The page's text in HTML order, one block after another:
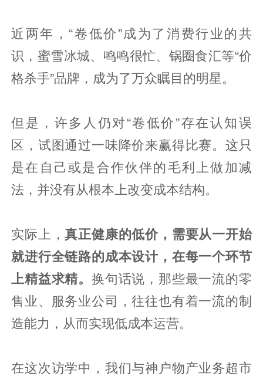
近两年，“卷低价”成为了消费行业的共
识，蜜雪冰城、鸣鸣很忙、锅圈食汇等“价
格杀手”品牌，成为了万众瞩目的明星。
但是，许多人仍对“卷低价”存在认知误
区，试图通过一味降价来赢得比赛。这只
是在自己或是合作伙伴的毛利上做加减
法，并没有从根本上改变成本结构。
实际上，真正健康的低价，需要从一开始
就进行全链路的成本设计，在每一个环节
上精益求精。 换句话说，那些最一流的零
售业、服务业公司，往往也有着一流的制
造能力，从而实现低成本运营。
在这次访学中，我们与神户物产业务超市